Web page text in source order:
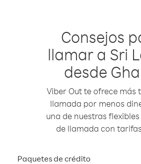
Consejos
llamar a Sri
desde
Viber Out te ofrece más
llamada por menos
una de nuestras
de llamada con
Paquetes de crédito